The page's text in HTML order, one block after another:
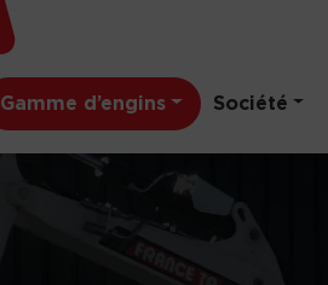
Gamme d’engins Société